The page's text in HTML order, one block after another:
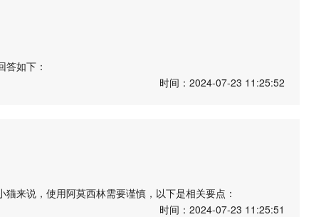
进猫咪的肠道蠕动，帮助消化食物，预防便秘问题。
，可以帮助去除牙齿上的食物残渣和牙垢，有助于口腔健康。
如下：
类所需要的各种营养物质，但并不适合猫咪食用。猫咪的营养
响猫咪的健康。
作为主要食物。猫粮中含有猫咪所需的各种营养成分，并且能
猫粮，并根据猫咪的年龄、体重和健康状况来选择适合的猫
时间：2024-07-23 11:25:52
来说，使用阿莫西林需要谨慎，以下是相关要点：
时间：2024-07-23 11:25:51